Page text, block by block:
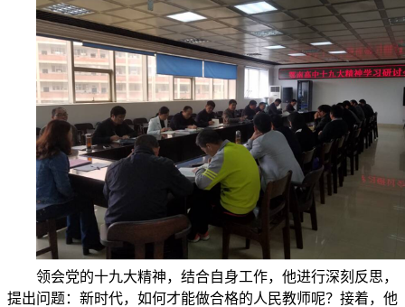
领会党的十九大精神，结合自身工作，他进行深刻反思，
提出问题：新时代，如何才能做合格的人民教师呢？接着，他